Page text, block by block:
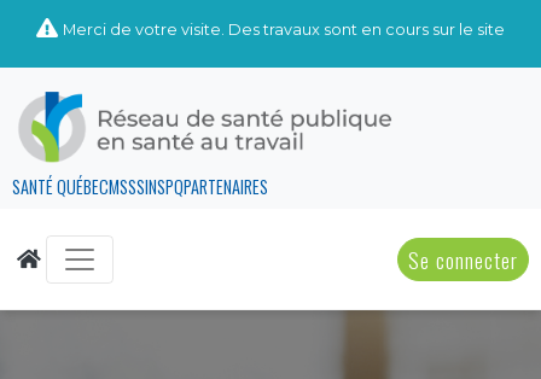
Merci de votre visite. Des travaux sont en cours sur le site
SANTÉ QUÉBECMSSSINSPQPARTENAIRES
Se connecter